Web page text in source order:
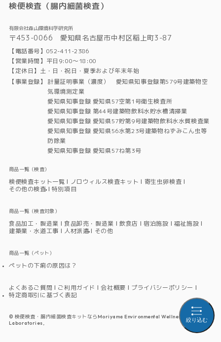
絞り込む
検便検査（腸内細菌検査）
有限会社森山環境科学研究所
〒453-0066 愛知県名古屋市中村区稲上町3-87
【電話番号】052-411-2386
【営業時間】平日9:00～18:00
【定休日】土・日・祝日・夏季および年末年始
【事業登録】
計量証明事業（濃度） 愛知県知事登録第579号建築物空
気環境測定業
愛知県知事登録 愛知県57空第1号衛生検査所
愛知県知事登録 第44号建築物飲料水貯水槽清掃業
愛知県知事登録 愛知県57貯第9号建築物飲料水水質検査業
愛知県知事登録 愛知県56水第23号建築物ねずみこん虫等
防除業
愛知県知事登録 愛知県57ね第3号
商品一覧（検査）
検便検査キット一覧 ノロウィルス検査キット
寄生虫卵検査
その他の検査
特別項目
商品一覧（検査対象）
食品加工・製造業 食品卸売・製造業 飲食店 宿泊施設
福祉施設
建築業・水道工事
人材派遣 その他
商品一覧（ペット）
ペットの下痢の原因は？
よくあるご質問 ご利用ガイド 会社概要
プライバシーポリシー
特定商取引に基づく表記
© 検便検査・腸内細菌検査キットならMoriyama Environmental Wellness
Laboratories,